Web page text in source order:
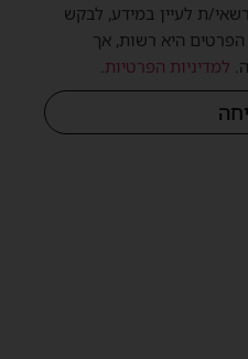
רשאי/ת לעיין במידע, לבקש
היא רשות, אך
למדיניות הפרטיות